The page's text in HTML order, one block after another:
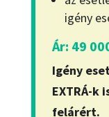
igény
Ár: 49
Igény
EXTRÁ-k
felárért.